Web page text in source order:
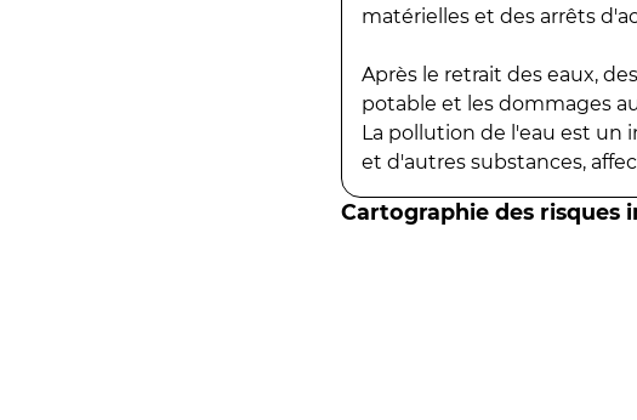
matérielles et des arrêts
Après le retrait des eaux,
potable et les dommages
La pollution de l'eau est un
et d'autres substances,
Cartographie des risques